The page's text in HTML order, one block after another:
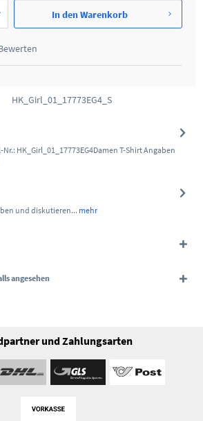
In denWarenkorb
HK_Girl_01_17773EG4_S
HK_Girl_01_17773EG4Damen T-Shirt Angaben
und diskutieren... mehr
angesehen
und Zahlungsarten